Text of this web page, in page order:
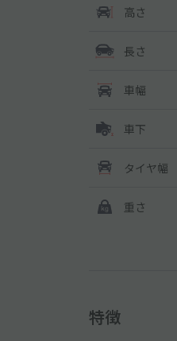
高さ
長さ
車幅
車下
タイヤ幅
重さ
特徴